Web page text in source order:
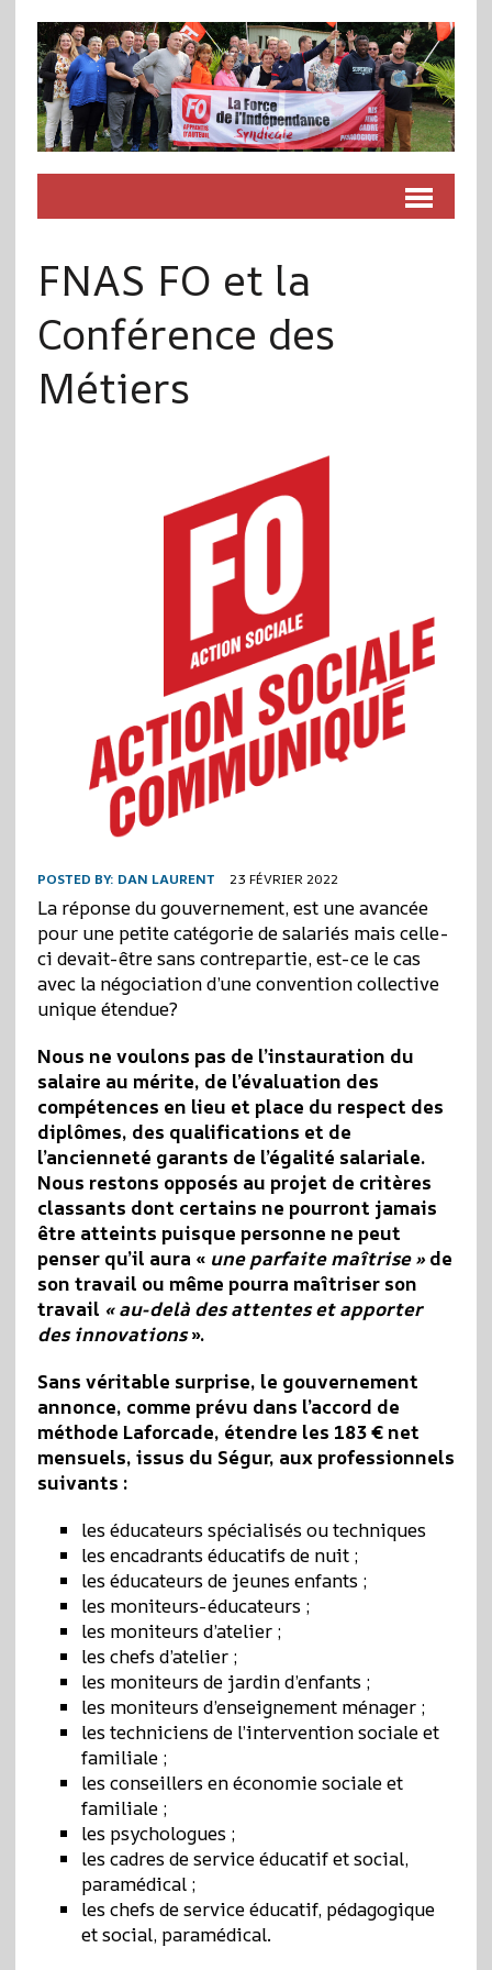
FNAS FO et la
Conférence des
Métiers
POSTED BY: DAN LAURENT 23 FÉVRIER 2022
La réponse du gouvernement, est une avancée
pour une petite catégorie de salariés mais celle-
ci devait-être sans contrepartie, est-ce le cas
avec la négociation d’une convention collective
unique étendue?
Nous ne voulons pas de l’instauration du
salaire au mérite, de l’évaluation des
compétences en lieu et place du respect des
diplômes, des qualifications et de
l’ancienneté garants de l’égalité salariale.
Nous restons opposés au projet de critères
classants dont certains ne pourront jamais
être atteints puisque personne ne peut
penser qu’il aura « une parfaite maîtrise »de
son travail ou même pourra maîtriser son
travail « au-delà des attentes et apporter
des innovations».
Sans véritable surprise, le gouvernement
annonce, comme prévu dans l’accord de
méthode Laforcade, étendre les 183 € net
mensuels, issus du Ségur, aux professionnels
suivants :
les éducateurs spécialisés ou techniques
les encadrants éducatifs de nuit ;
les éducateurs de jeunes enfants ;
les moniteurs-éducateurs ;
les moniteurs d’atelier ;
les chefs d’atelier ;
les moniteurs de jardin d’enfants ;
les moniteurs d’enseignement ménager ;
les techniciens de l’intervention sociale et
familiale ;
les conseillers en économie sociale et
familiale ;
les psychologues ;
les cadres de service éducatif et social,
paramédical ;
les chefs de service éducatif, pédagogique
et social, paramédical.